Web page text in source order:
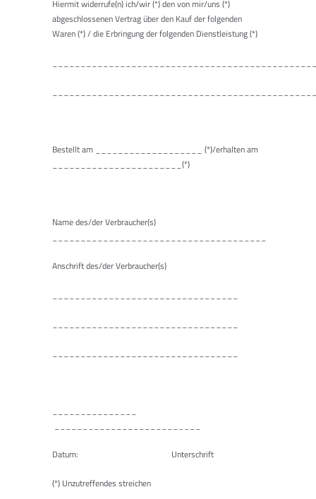
Hiermit widerrufe(n) ich/wir (*) den von mir/uns (*)
abgeschlossenen Vertrag über den Kauf der folgenden
Waren (*) / die Erbringung der folgenden Dienstleistung (*)
Bestellt am ___________________ (*)/erhalten am
_______________________(*)
Name des/der Verbraucher(s)
Anschrift des/der Verbraucher(s)
Datum: Unterschrift
(*) Unzutreffendes streichen